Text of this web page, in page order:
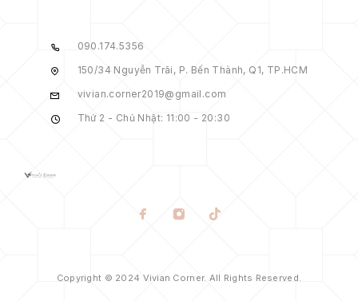
090.174.5356
150/34 Nguyễn Trãi, P. Bến Thành, Q1, TP.HCM
vivian.corner2019@gmail.com
Thứ 2 - Chủ Nhật: 11:00 - 20:30
Copyright © 2024 Vivian Corner. All Rights Reserved.